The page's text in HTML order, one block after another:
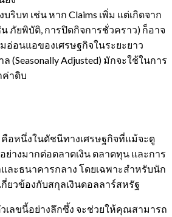
ริบท เช่น หาก Claims เพิ่ม แต่เกิดจาก
ภัยพิบัติ, การปิดกิจการชั่วคราว) ก็อาจ
อ่อนแอของเศรษฐกิจในระยะยาว
(Seasonally Adjusted) มักจะใช้ในการ
ค่าดิบ
คือหนึ่งในดัชนีทางเศรษฐกิจที่แม้จะดู
ย่างมากต่อตลาดเงิน ตลาดทุน และการ
ละธนาคารกลาง โดยเฉพาะสำหรับนัก
ยวข้องกับสกุลเงินดอลลาร์สหรัฐ
เลขนี้อย่างลึกซึ้ง จะช่วยให้คุณสามารถ